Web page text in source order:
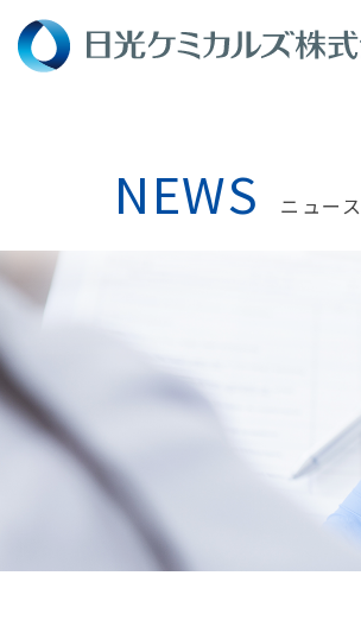
NEWS ニュース